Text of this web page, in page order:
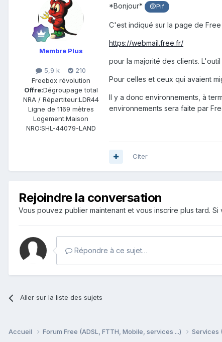
Membre Plus
5,9 k
210
Freebox révolution
Offre:Dégroupage total
NRA / Répartiteur:LDR44
Ligne de 1169 mètres
Logement:Maison
NRO:SHL-44079-LAND
*Bonjour* @Pif
C'est indiqué sur la page de Free
https://webmail.free.fr/
pour la majorité des clients.
Pour celles et ceux qui avaient
Il y a donc environnements, à
environnements sera faite par
Citer
Rejoindre la conversation
Vous pouvez publier maintenant et vous inscrire plus tard. Si
Répondre à ce sujet…
Aller sur la liste des sujets
Accueil Forum Free (ADSL, FTTH, Mobile, services ...) Services